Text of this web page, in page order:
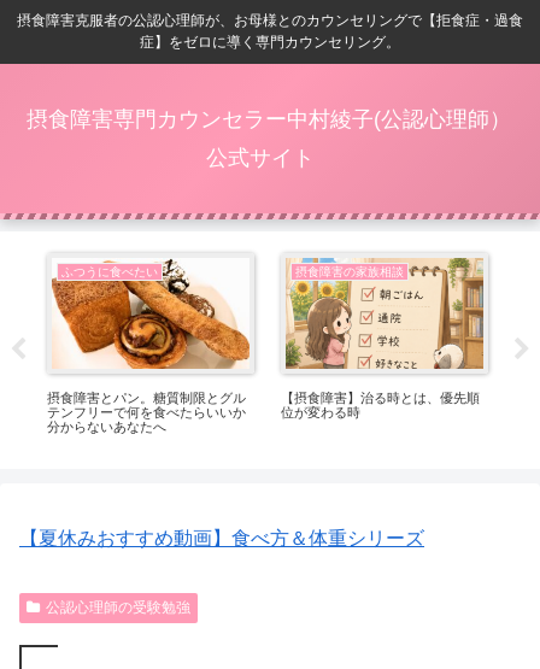
摂食障害克服者の公認心理師が、お母様とのカウンセリングで【拒食症・過食
症】をゼロに導く専門カウンセリング。
摂食障害専門カウンセラー中村綾子(公認心理師）
公式サイト
ふつうに食べたい
摂食障害とパン。糖質制限とグル
テンフリーで何を食べたらいいか
分からないあなたへ
摂食障害の家族相談
【摂食障害】治る時とは、優先順
位が変わる時
【夏休みおすすめ動画】食べ方＆体重シリーズ
公認心理師の受験勉強